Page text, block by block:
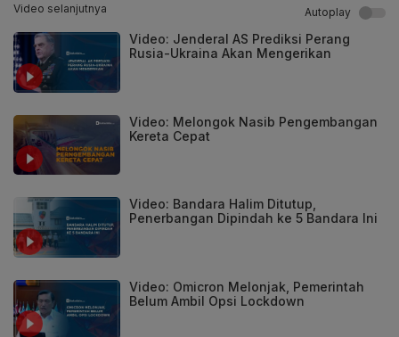
Video selanjutnya Autoplay
Video: Jenderal AS Prediksi Perang
Rusia-Ukraina Akan Mengerikan
Video: Melongok Nasib Pengembangan
Kereta Cepat
Video: Bandara Halim Ditutup,
Penerbangan Dipindah ke 5 Bandara Ini
Video: Omicron Melonjak, Pemerintah
Belum Ambil Opsi Lockdown